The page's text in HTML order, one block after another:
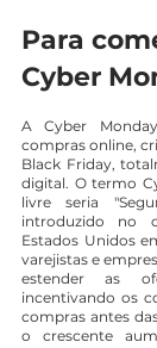
Para
Cyber
A Cyber
compras online,
Black Friday,
digital. O termo
livre seria
introduzido no
Estados Unidos
varejistas e
estender as
incentivando os
compras antes
o crescente